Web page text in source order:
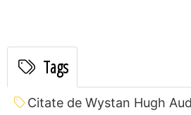
Tags
Citate de Wystan Hugh